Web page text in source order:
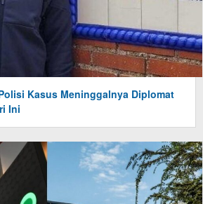
Kasus Meninggalnya Diplomat
Ini